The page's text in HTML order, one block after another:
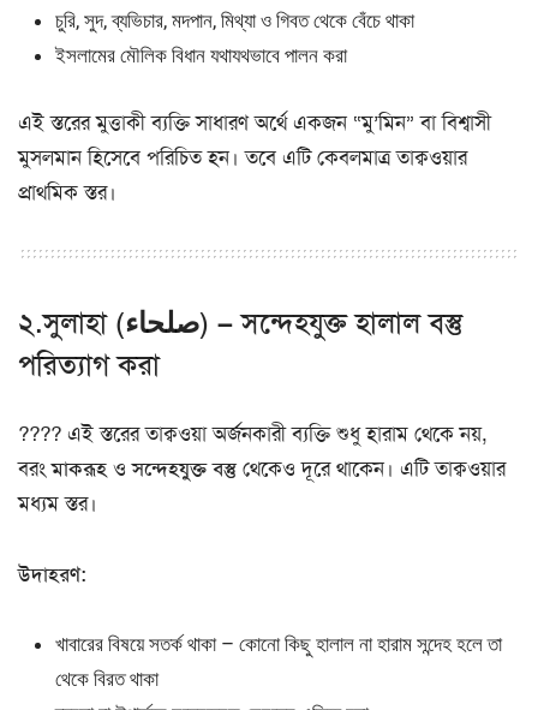
চুরি, সুদ, ব্যভিচার, মদপান, মিথ্যা ও গিবত থেকে বেঁচে থাকা
ইসলামের মৌলিক বিধান যথাযথভাবে পালন করা
এই স্তরের মুত্তাকী ব্যক্তি সাধারণ অর্থে একজন “মু’মিন” বা বিশ্বাসী
মুসলমান হিসেবে পরিচিত হন। তবে এটি কেবলমাত্র তাক্বওয়ার
প্রাথমিক স্তর।
২.সুলাহা (صلحاء) – সন্দেহযুক্ত হালাল বস্তু
পরিত্যাগ করা
???? এই স্তরের তাক্বওয়া অর্জনকারী ব্যক্তি শুধু হারাম থেকে নয়,
বরংমাকরূহওসন্দেহযুক্ত বস্তুথেকেও দূরে থাকেন। এটি তাক্বওয়ার
মধ্যম স্তর।
উদাহরণ:
খাবারের বিষয়ে সতর্ক থাকা – কোনো কিছু হালাল না হারাম সন্দেহ হলে তা
থেকে বিরত থাকা